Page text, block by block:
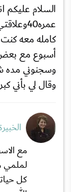
كامله معه
أسبوع مع بعض
وسجنوني مده
وقال لي بأني
مع
لملمي
كل